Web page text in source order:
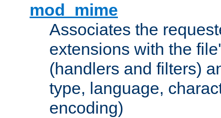
mod_mime
Associates the
extensions with the
(handlers and filters)
type, language,
encoding)